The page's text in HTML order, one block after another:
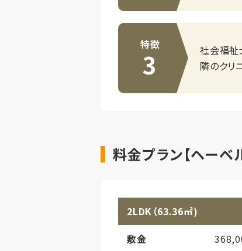
特徴
3
社会福祉
隣のクリ
料金プラン【ヘー
2LDK（63.36㎡)
敷金